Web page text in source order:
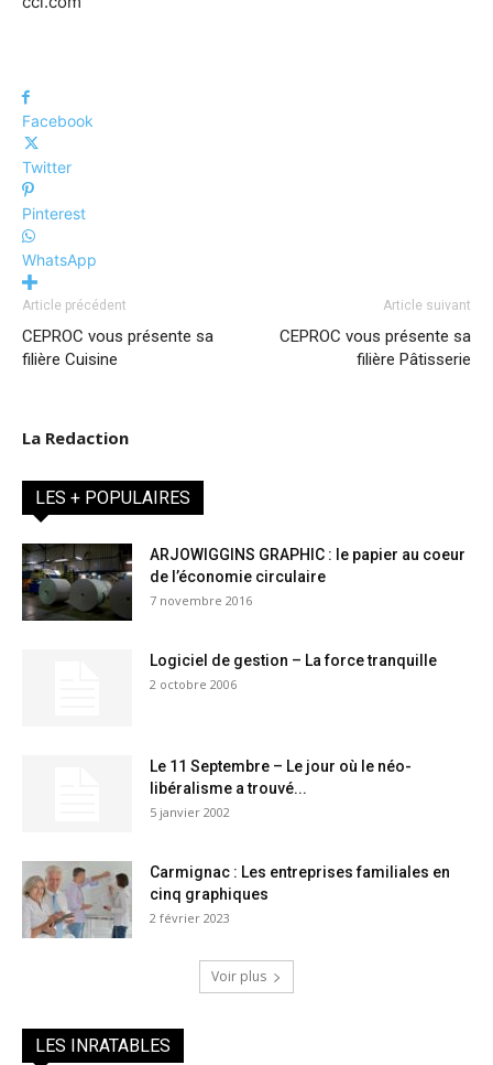
Facebook
Twitter
Pinterest
WhatsApp
Article précédent
CEPROC vous présente sa
filière Cuisine
Article suivant
CEPROC vous présente sa
filière Pâtisserie
La Redaction
LES + POPULAIRES
ARJOWIGGINS GRAPHIC : le papier au coeur
de l’économie circulaire
7 novembre 2016
Logiciel de gestion – La force tranquille
2 octobre 2006
Le 11 Septembre – Le jour où le néo-
libéralisme a trouvé...
5 janvier 2002
Carmignac : Les entreprises familiales en
cinq graphiques
2 février 2023
Voir plus
LES INRATABLES